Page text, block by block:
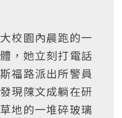
校園內晨跑的一
，她立刻打電話
福路派出所警員
現陳文成躺在研
地的一堆碎玻璃